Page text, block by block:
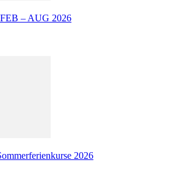
– AUG 2026
2026